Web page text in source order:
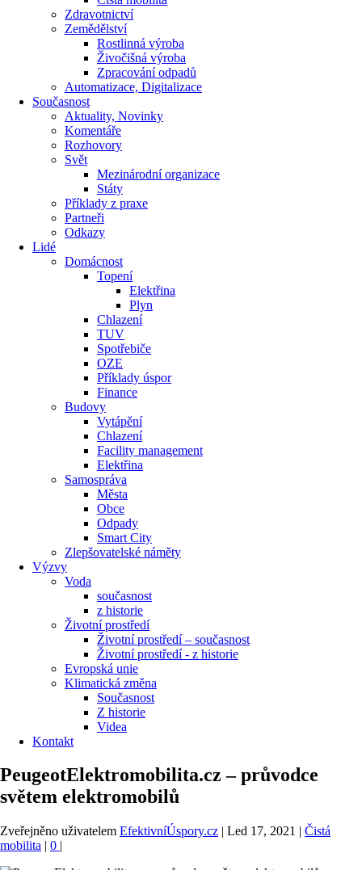
Zdravotnictví
Zemědělství
Rostlinná výroba
Živočišná výroba
Zpracování odpadů
Automatizace, Digitalizace
Současnost
Aktuality, Novinky
Komentáře
Rozhovory
Svět
Mezinárodní organizace
Státy
Příklady z praxe
Partneři
Odkazy
Lidé
Domácnost
Topení
Elektřina
Plyn
Chlazení
TUV
Spotřebiče
OZE
Příklady úspor
Finance
Budovy
Vytápění
Chlazení
Facility management
Elektřina
Samospráva
Města
Obce
Odpady
Smart City
Zlepšovatelské náměty
Výzvy
Voda
současnost
z historie
Životní prostředí
Životní prostředí – současnost
Životní prostředí ​- z historie
Evropská unie
Klimatická změna
Současnost
Z historie
Videa
Kontakt
PeugeotElektromobilita.cz – průvodce
světem elektromobilů
Zveřejněno uživatelem EfektivníÚspory.cz | Led 17, 2021 | Čistá
mobilita | 0 |